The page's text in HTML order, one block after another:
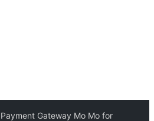
Payment Gateway Mo Mo for